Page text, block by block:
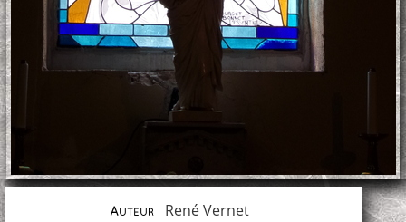
Auteur René Vernet